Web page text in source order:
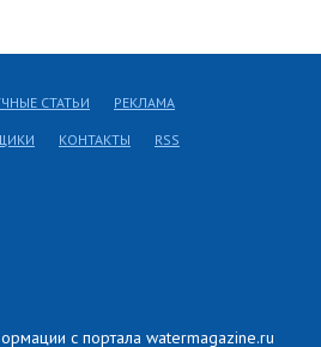
с портала watermagazine.ru
СТАТЬИ РЕКЛАМА
КОНТАКТЫ RSS